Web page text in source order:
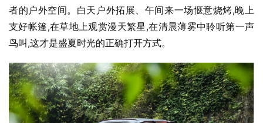
者的户外空间。白天户外拓展、午间来一场惬意烧烤,晚上
支好帐篷,在草地上观赏漫天繁星,在清晨薄雾中聆听第一声
鸟叫,这才是盛夏时光的正确打开方式。